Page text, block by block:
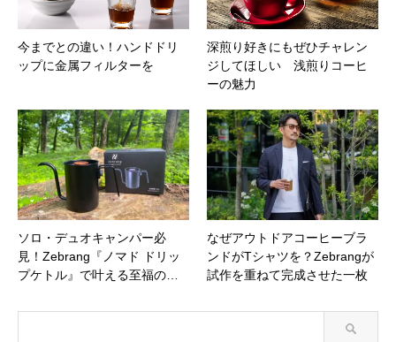
今までとの違い！ハンドドリ
ップに金属フィルターを
深煎り好きにもぜひチャレン
ジしてほしい 浅煎りコーヒ
ーの魅力
ソロ・デュオキャンパー必
見！Zebrang『ノマド ドリッ
プケトル』で叶える至福の…
なぜアウトドアコーヒーブラ
ンドがTシャツを？Zebrangが
試作を重ねて完成させた一枚